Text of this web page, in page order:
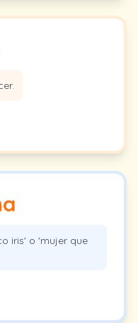
iris' o 'mujer que